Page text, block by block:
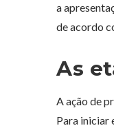
a
de acordo
As
A ação de
Para iniciar